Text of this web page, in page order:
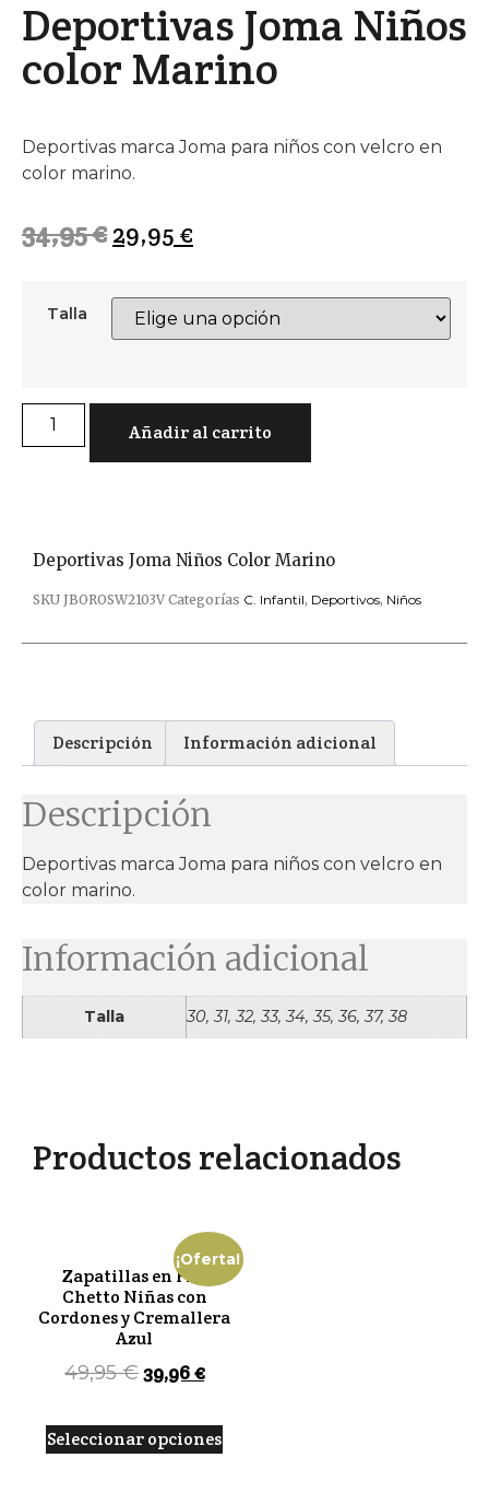
Deportivas Joma Niños
color Marino
Deportivas marca Joma para niños con velcro en
color marino.
34,95€ 29,95 €
Talla
Añadir al carrito
Productos relacionados
¡Oferta!
Zapatillas en Piel
Chetto Niñas con
Cordones y Cremallera
Azul
49,95€39,96€
Seleccionar opciones
Deportivas Joma Niños Color Marino
SKU JBOROSW2103V Categorías C. Infantil, Deportivos, Niños
Descripción Información adicional
Descripción
Deportivas marca Joma para niños con velcro en
color marino.
Información adicional
Talla 30, 31, 32, 33, 34, 35, 36, 37, 38